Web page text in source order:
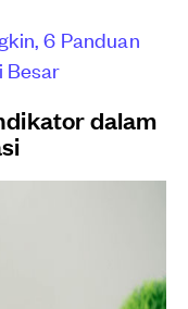
6 Panduan
Besar
dalam